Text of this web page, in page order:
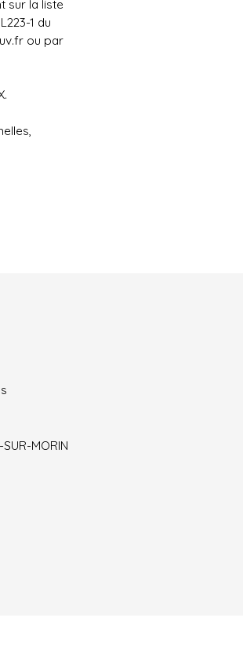
sur la liste
1 du
ou par
SUR-MORIN